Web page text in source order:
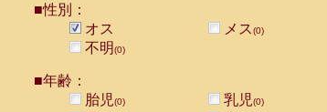
■性別：
オス
メス(0)
不明(0)
■年齢：
胎児(0) 乳児(0)